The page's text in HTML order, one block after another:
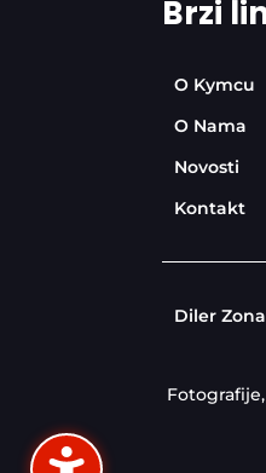
Brzi
O Kymcu
O Nama
Novosti
Kontakt
Diler Zona